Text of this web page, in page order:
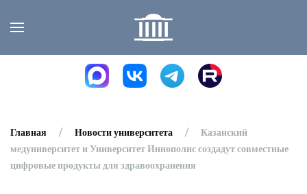
Skip to main content
Главная Новости университета
Казанский
медуниверситет и Университет Иннополис создадут совместные
цифровые продукты для здравоохранения